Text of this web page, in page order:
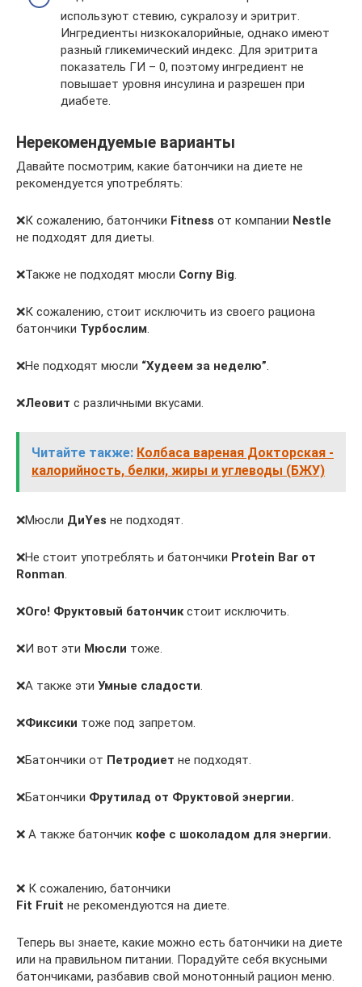
используют стевию, сукралозу и эритрит.
Ингредиенты низкокалорийные, однако имеют
разный гликемический индекс. Для эритрита
показатель ГИ – 0, поэтому ингредиент не
повышает уровня инсулина и разрешен при
диабете.
Нерекомендуемые варианты
Давайте посмотрим, какие батончики на диете не
рекомендуется употреблять:
❌К сожалению, батончики Fitness от компании Nestle
не подходят для диеты.
❌Также не подходят мюсли Corny Big.
❌К сожалению, стоит исключить из своего рациона
батончики Турбослим.
❌Не подходят мюсли “Худеем за неделю”.
❌Леовит с различными вкусами.
Читайте также: Колбаса вареная Докторская -
калорийность, белки, жиры и углеводы (БЖУ)
❌Мюсли ДиYes не подходят.
❌Не стоит употреблять и батончики Protein Bar от
Ronman.
❌Ого! Фруктовый батончикстоит исключить.
❌И вот эти Мюсли тоже.
❌А также эти Умные сладости.
❌Фиксики тоже под запретом.
❌Батончики от Петродиет не подходят.
❌Батончики Фрутилад от Фруктовой энергии.
❌ А также батончик кофе с шоколадом для энергии.
❌ К сожалению, батончики
Fit Fruit не рекомендуются на диете.
Теперь вы знаете, какие можно есть батончики на диете
или на правильном питании. Порадуйте себя вкусными
батончиками, разбавив свой монотонный рацион меню.